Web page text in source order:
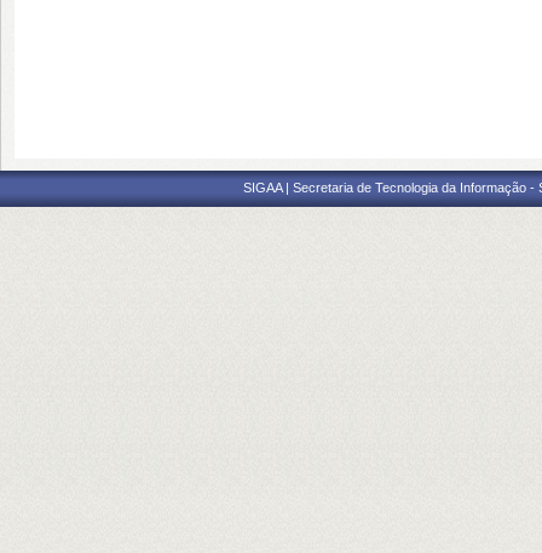
SIGAA | Secretaria de Tecnologia da Informação